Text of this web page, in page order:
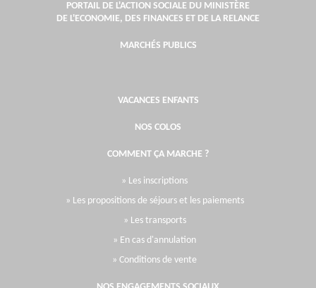
PORTAIL DE L'ACTION SOCIALE DU MINISTÈRE
DE L'ECONOMIE, DES FINANCES ET DE LA RELANCE
MARCHÉS PUBLICS
VACANCES ENFANTS
NOS COLOS
COMMENT ÇA MARCHE ?
» Les inscriptions
» Les propositions de séjours et les paiements
» Les transports
» En cas d'annulation
» Conditions de vente